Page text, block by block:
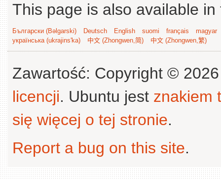
This page is also available
Български (Bəlgarski) Deutsch English suomi français
magyar
українська (ukrajins'ka)
中文 (Zhongwen,简) 中文 (Zhongwen,繁)
Zawartość: Copyright ©
licencji. Ubuntu jest znakiem
się więcej o tej stronie.
Report a bug on this site.